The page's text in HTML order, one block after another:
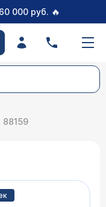
000 руб. 🔥